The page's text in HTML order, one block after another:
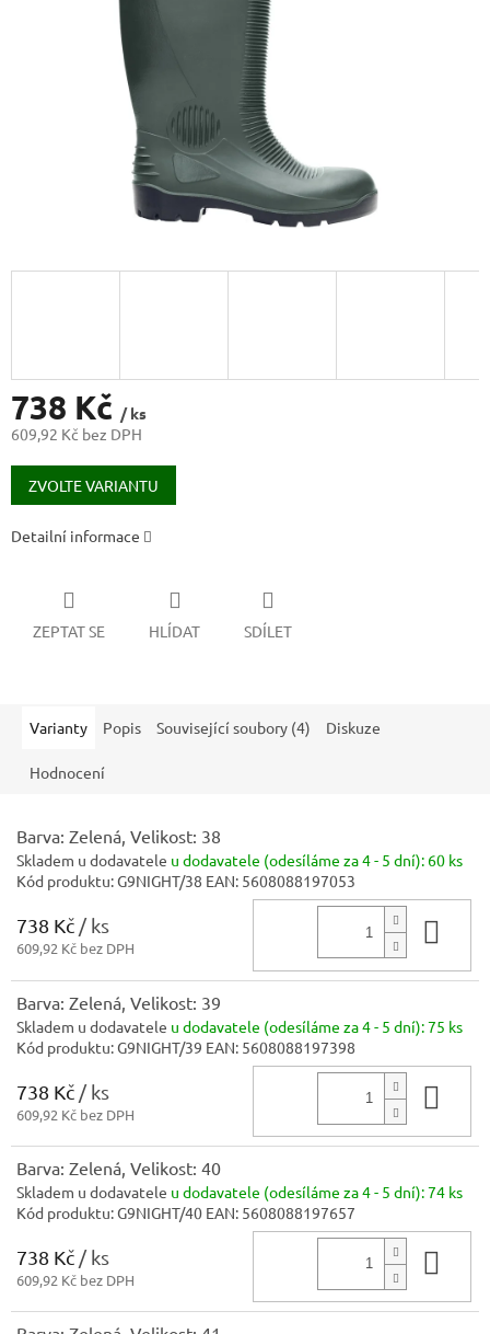
738 Kč / ks
609,92 Kč bez DPH
Měrná
cena:
ZVOLTE VARIANTU
Detailní informace
ZEPTAT SE HLÍDAT SDÍLET
Varianty Popis Související soubory (4) Diskuze
Hodnocení
Barva: Zelená, Velikost: 38
Skladem u dodavatele u dodavatele (odesíláme za 4 - 5 dní): 60 ks
Kód produktu:G9NIGHT/38 EAN: 5608088197053
738 Kč / ks
609,92 Kč bez DPH
Barva: Zelená, Velikost: 39
Skladem u dodavatele u dodavatele (odesíláme za 4 - 5 dní):75 ks
Kód produktu:G9NIGHT/39 EAN: 5608088197398
738 Kč / ks
609,92 Kč bez DPH
Barva: Zelená, Velikost: 40
Skladem u dodavatele u dodavatele (odesíláme za 4 - 5 dní):74 ks
Kód produktu:G9NIGHT/40 EAN: 5608088197657
738 Kč / ks
609,92 Kč bez DPH